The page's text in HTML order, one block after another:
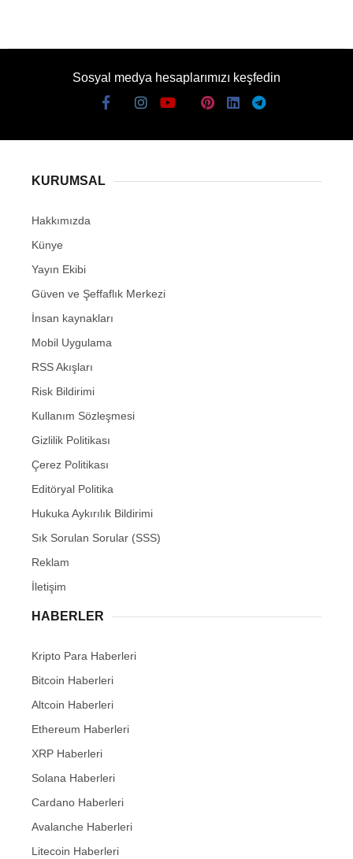
Sosyal medya hesaplarımızı keşfedin
KURUMSAL
Hakkımızda
Künye
Yayın Ekibi
Güven ve Şeffaflık Merkezi
İnsan kaynakları
Mobil Uygulama
RSS Akışları
Risk Bildirimi
Kullanım Sözleşmesi
Gizlilik Politikası
Çerez Politikası
Editöryal Politika
Hukuka Aykırılık Bildirimi
Sık Sorulan Sorular (SSS)
Reklam
İletişim
HABERLER
Kripto Para Haberleri
Bitcoin Haberleri
Altcoin Haberleri
Ethereum Haberleri
XRP Haberleri
Solana Haberleri
Cardano Haberleri
Avalanche Haberleri
Litecoin Haberleri